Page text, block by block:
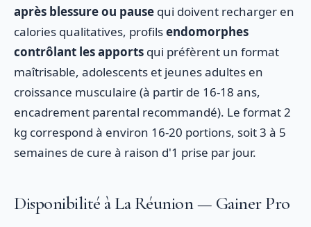
après blessure ou pause qui doivent recharger en
calories qualitatives, profilsendomorphes
contrôlant les apports qui préfèrent un format
maîtrisable, adolescents et jeunes adultes en
croissance musculaire (à partir de 16-18 ans,
encadrement parental recommandé). Le format 2
kg correspond à environ 16-20 portions, soit 3 à 5
semaines de cure à raison d'1 prise par jour.
Disponibilité à La Réunion — Gainer Pro